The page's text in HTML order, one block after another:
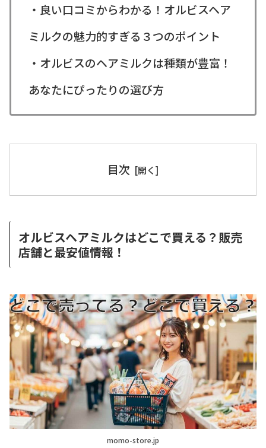
・良い口コミからわかる！オルビスヘア
ミルクの魅力的すぎる３つのポイント
・オルビスのヘアミルクは種類が豊富！
あなたにぴったりの選び方
目次
オルビスヘアミルクはどこで買える？販売
店舗と最安値情報！
momo-store.jp